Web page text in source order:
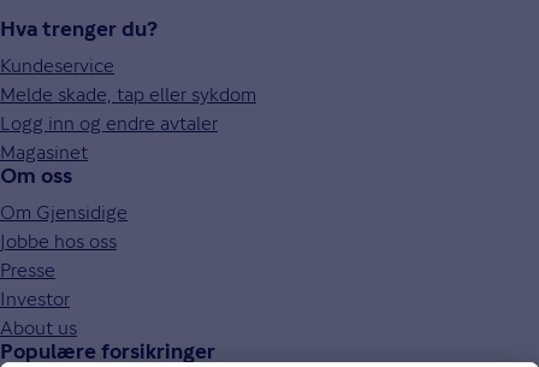
Hva trenger du?
Kundeservice
Melde skade, tap eller sykdom
Logg inn og endre avtaler
Magasinet
Om oss
Om Gjensidige
Jobbe hos oss
Presse
Investor
About us
Populære forsikringer